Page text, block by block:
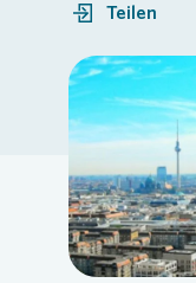
Login
Teilen